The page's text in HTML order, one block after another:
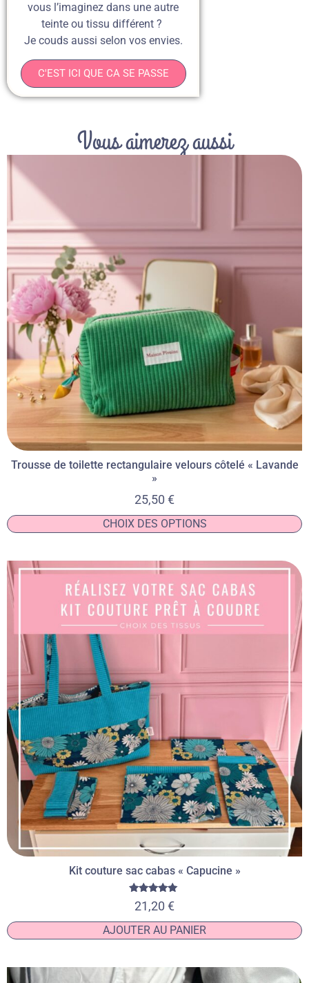
vous l’imaginez dans une autre
teinte ou tissu différent ?
Je couds aussi selon vos envies.
C'EST ICI QUE CA SE PASSE
Vous aimerez aussi
Trousse de toilette rectangulaire velours côtelé « Lavande
»
25,50 €
CHOIX DES OPTIONS
Kit couture sac cabas « Capucine »
Note
5.00
21,20 €
AJOUTER AU PANIER